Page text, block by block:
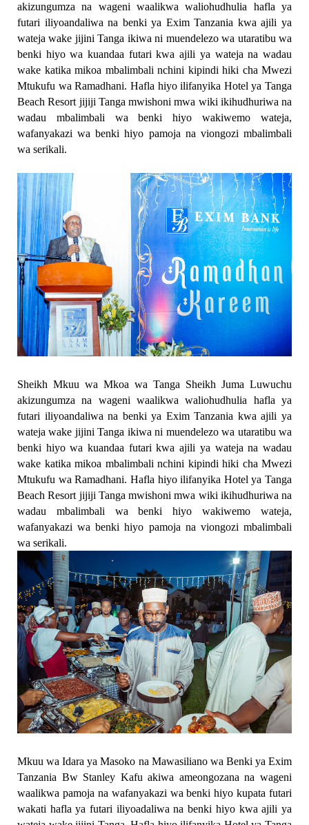
akizungumza na wageni waalikwa waliohudhulia hafla ya
futari iliyoandaliwa na benki ya Exim Tanzania kwa ajili ya
wateja wake jijini Tanga ikiwa ni muendelezo wa utaratibu wa
benki hiyo wa kuandaa futari kwa ajili ya wateja na wadau
wake katika mikoa mbalimbali nchini kipindi hiki cha Mwezi
Mtukufu wa Ramadhani. Hafla hiyo ilifanyika Hotel ya Tanga
Beach Resort jijiji Tanga mwishoni mwa wiki ikihudhuriwa na
wadau mbalimbali wa benki hiyo wakiwemo wateja,
wafanyakazi wa benki hiyo pamoja na viongozi mbalimbali
wa serikali.
Sheikh Mkuu wa Mkoa wa Tanga Sheikh Juma Luwuchu
akizungumza na wageni waalikwa waliohudhulia hafla ya
futari iliyoandaliwa na benki ya Exim Tanzania kwa ajili ya
wateja wake jijini Tanga ikiwa ni muendelezo wa utaratibu wa
benki hiyo wa kuandaa futari kwa ajili ya wateja na wadau
wake katika mikoa mbalimbali nchini kipindi hiki cha Mwezi
Mtukufu wa Ramadhani. Hafla hiyo ilifanyika Hotel ya Tanga
Beach Resort jijiji Tanga mwishoni mwa wiki ikihudhuriwa na
wadau mbalimbali wa benki hiyo wakiwemo wateja,
wafanyakazi wa benki hiyo pamoja na viongozi mbalimbali
wa serikali.
Mkuu wa Idara ya Masoko na Mawasiliano wa Benki ya Exim
Tanzania Bw Stanley Kafu akiwa ameongozana na wageni
waalikwa pamoja na wafanyakazi wa benki hiyo kupata futari
wakati hafla ya futari iliyoadaliwa na benki hiyo kwa ajili ya